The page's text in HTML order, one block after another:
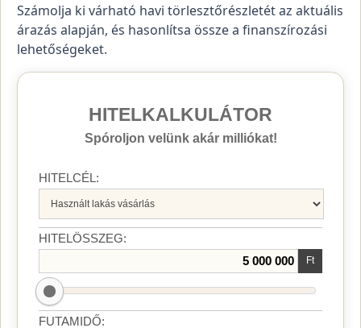
Számolja ki várható havi törlesztőrészletét az aktuális
árazás alapján, és hasonlítsa össze a finanszírozási
lehetőségeket.